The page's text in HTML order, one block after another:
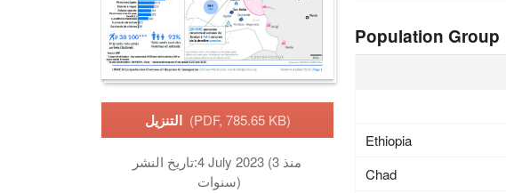
التنزيل (PDF, 785.65 KB)
تاريخ النشر:4 July 2023 (منذ 3
سنوات)
Population Group
Ethiopia
Chad